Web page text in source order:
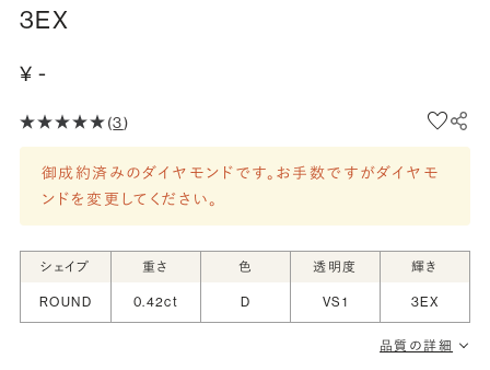
3EX
¥ -
(3)
御成約済みのダイヤモンドです。お手数ですがダイヤモ
ンドを変更してください。
シェイプ 重さ 色 透明度 輝き
ROUND 0.42ct D VS1 3EX
品質の詳細